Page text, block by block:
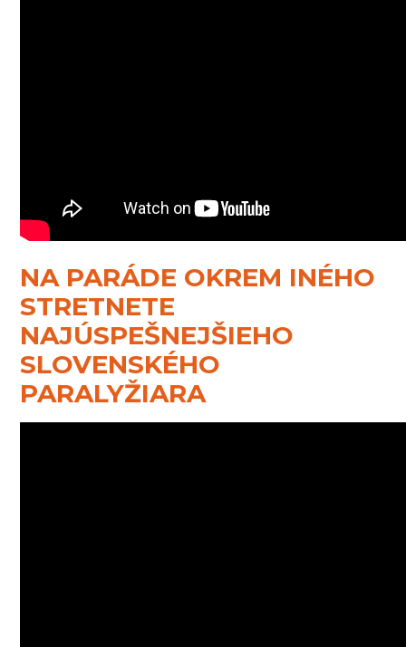
NA PARÁDE OKREM INÉHO
STRETNETE
NAJÚSPEŠNEJŠIEHO
SLOVENSKÉHO
PARALYŽIARA